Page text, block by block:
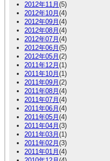
2012年11月 (5)
2012年10月 (4)
2012年09月 (4)
2012年08月 (4)
2012年07月 (4)
2012年06月 (5)
2012年05月 (2)
2011年12月 (1)
2011年10月 (1)
2011年09月 (2)
2011年08月 (4)
2011年07月 (4)
2011年06月 (4)
2011年05月 (4)
2011年04月 (3)
2011年03月 (1)
2011年02月 (3)
2011年01月 (4)